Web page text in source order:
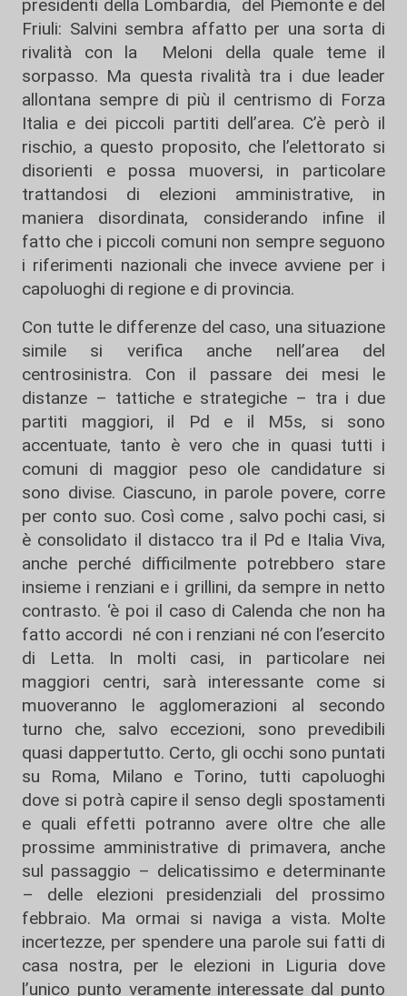
presidenti della Lombardia, del Piemonte e del
Friuli: Salvini sembra affatto per una sorta di
rivalità con la Meloni della quale teme il
sorpasso. Ma questa rivalità tra i due leader
allontana sempre di più il centrismo di Forza
Italia e dei piccoli partiti dell’area. C’è però il
rischio, a questo proposito, che l’elettorato si
disorienti e possa muoversi, in particolare
trattandosi di elezioni amministrative, in
maniera disordinata, considerando infine il
fatto che i piccoli comuni non sempre seguono
i riferimenti nazionali che invece avviene per i
capoluoghi di regione e di provincia.
Con tutte le differenze del caso, una situazione
simile si verifica anche nell’area del
centrosinistra. Con il passare dei mesi le
distanze – tattiche e strategiche – tra i due
partiti maggiori, il Pd e il M5s, si sono
accentuate, tanto è vero che in quasi tutti i
comuni di maggior peso ole candidature si
sono divise. Ciascuno, in parole povere, corre
per conto suo. Così come , salvo pochi casi, si
è consolidato il distacco tra il Pd e Italia Viva,
anche perché difficilmente potrebbero stare
insieme i renziani e i grillini, da sempre in netto
contrasto. ‘è poi il caso di Calenda che non ha
fatto accordi né con i renziani né con l’esercito
di Letta. In molti casi, in particolare nei
maggiori centri, sarà interessante come si
muoveranno le agglomerazioni al secondo
turno che, salvo eccezioni, sono prevedibili
quasi dappertutto. Certo, gli occhi sono puntati
su Roma, Milano e Torino, tutti capoluoghi
dove si potrà capire il senso degli spostamenti
e quali effetti potranno avere oltre che alle
prossime amministrative di primavera, anche
sul passaggio – delicatissimo e determinante
– delle elezioni presidenziali del prossimo
febbraio. Ma ormai si naviga a vista. Molte
incertezze, per spendere una parole sui fatti di
casa nostra, per le elezioni in Liguria dove
l’unico punto veramente interessate dal punto